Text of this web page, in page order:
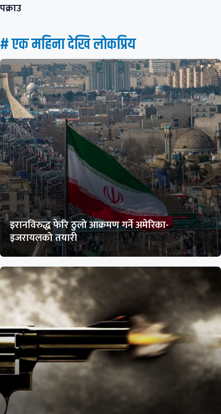
पक्राउ
# एक महिना देखि लाेकप्रिय
इरानविरुद्ध फेरि ठुलो आक्रमण गर्ने अमेरिका-
इजरायलको तयारी